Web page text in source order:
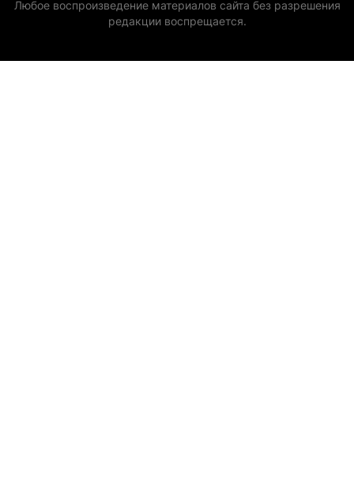
Любое воспроизведение материалов сайта без разрешения
редакции воспрещается.